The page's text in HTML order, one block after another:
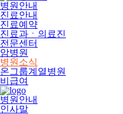
병원안내
진료안내
진료예약
진료과ㆍ의료진
전문센터
암병원
병원소식
온그룹계열병원
비급여
병원안내
인사말